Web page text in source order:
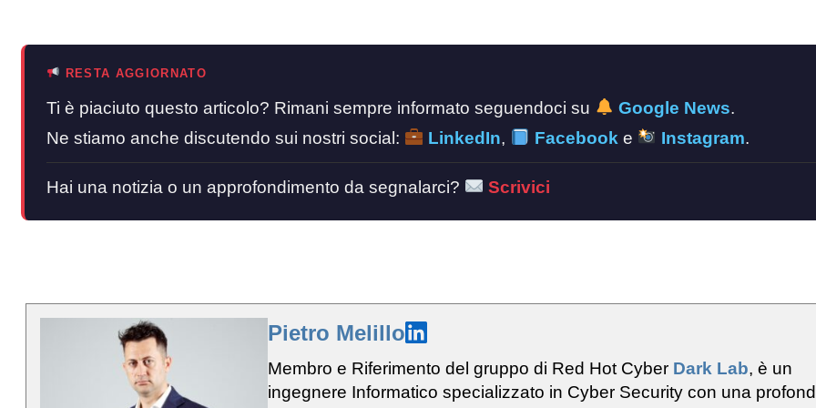
RESTA AGGIORNATO
Ti è piaciuto questo articolo? Rimani sempre informato seguendoci su Google News.
Ne stiamo anche discutendo sui nostri social:
LinkedIn, Facebook e Instagram.
Hai una notizia o un approfondimento da segnalarci? Scrivici
Pietro Melillo
Membro e Riferimento del gruppo di Red Hot Cyber Dark Lab, è un
ingegnere Informatico specializzato in Cyber Security con una